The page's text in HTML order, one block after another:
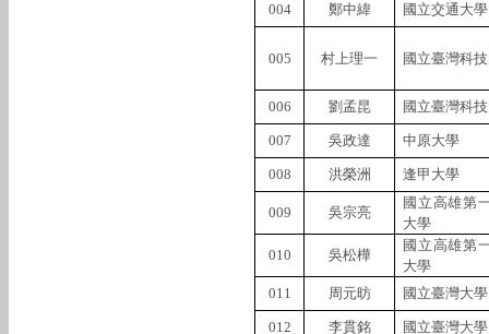
004 鄭中緯 國立交通大學
005 村上理一 國立臺灣科
006 劉孟昆 國立臺灣科
007 吳政達 中原大學
008 洪榮洲 逢甲大學
009 吳宗亮
國立高雄第
大學
010
吳松樺
國立高雄第
大學
011
周元昉 國立臺灣大學
012 李貫銘 國立臺灣大學